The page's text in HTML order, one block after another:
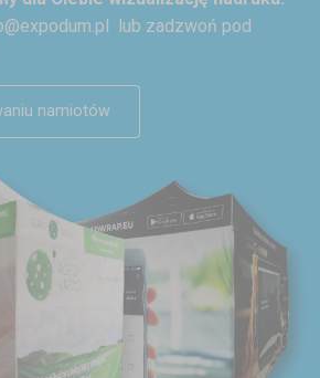
lub zadzwoń pod
namiotów